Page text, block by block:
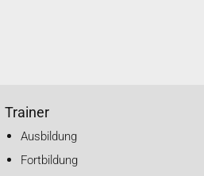
Trainer
Ausbildung
Fortbildung